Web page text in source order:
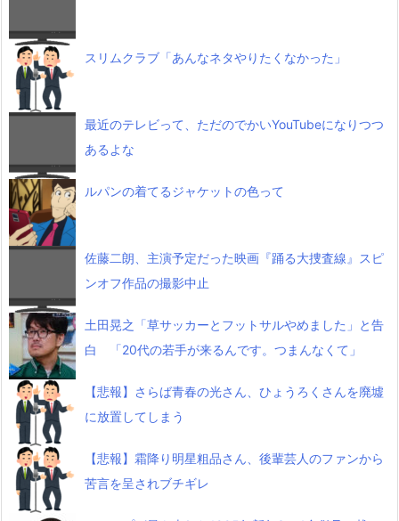
スリムクラブ「あんなネタやりたくなかった」
最近のテレビって、ただのでかいYouTubeになりつつ
あるよな
ルパンの着てるジャケットの色って
佐藤二朗、主演予定だった映画『踊る大捜査線』スピ
ンオフ作品の撮影中止
土田晃之「草サッカーとフットサルやめました」と告
白 「20代の若手が来るんです。つまんなくて」
【悲報】さらば青春の光さん、ひょうろくさんを廃墟
に放置してしまう
【悲報】霜降り明星粗品さん、後輩芸人のファンから
苦言を呈されブチギレ